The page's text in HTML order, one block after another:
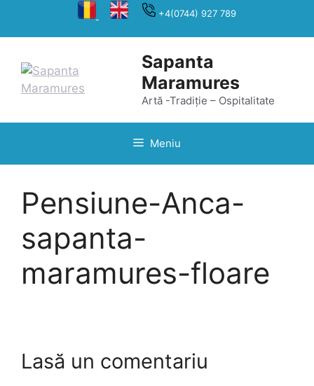
+4(0744) 927 789
Sapanta
Maramures
Artă -Tradiție – Ospitalitate
Meniu
Pensiune-Anca-
sapanta-
maramures-floare
Lasă un comentariu